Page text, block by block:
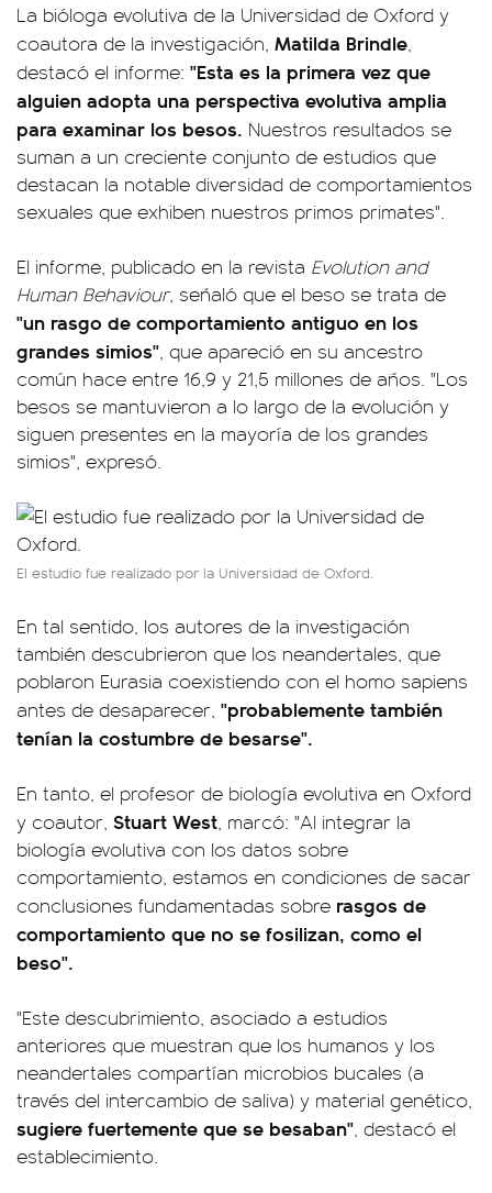
La bióloga evolutiva de la Universidad de Oxford y
coautora de la investigación, Matilda Brindle,
destacó el informe: "Esta es la primera vez que
alguien adopta una perspectiva evolutiva amplia
para examinar los besos. Nuestros resultados se
suman a un creciente conjunto de estudios que
destacan la notable diversidad de comportamientos
sexuales que exhiben nuestros primos primates".
El informe, publicado en la revista Evolution and
Human Behaviour, señaló que el beso se trata de
"un rasgo de comportamiento antiguo en los
grandes simios", que apareció en su ancestro
común hace entre 16,9 y 21,5 millones de años. "Los
besos se mantuvieron a lo largo de la evolución y
siguen presentes en la mayoría de los grandes
simios", expresó.
El estudio fue realizado por la Universidad de Oxford.
En tal sentido, los autores de la investigación
también descubrieron que los neandertales, que
poblaron Eurasia coexistiendo con el homo sapiens
antes de desaparecer, "probablemente también
tenían la costumbre de besarse".
En tanto, el profesor de biología evolutiva en Oxford
y coautor, Stuart West, marcó: "Al integrar la
biología evolutiva con los datos sobre
comportamiento, estamos en condiciones de sacar
conclusiones fundamentadas sobre rasgos de
comportamiento que no se fosilizan, como el
beso".
"Este descubrimiento, asociado a estudios
anteriores que muestran que los humanos y los
neandertales compartían microbios bucales (a
través del intercambio de saliva) y material genético,
sugiere fuertemente que se besaban", destacó el
establecimiento.